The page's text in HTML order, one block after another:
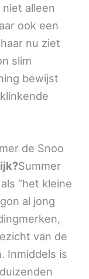
alleen
ook een
nu ziet
slim
bewijst
de Snoo
Summer
“het kleine
al jong
van de
Inmiddels is